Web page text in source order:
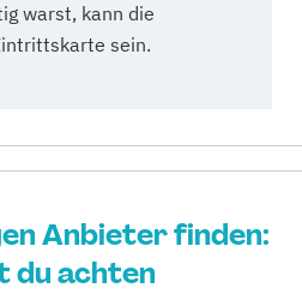
warst, kann die
sein.
Anbieter finden:
du achten